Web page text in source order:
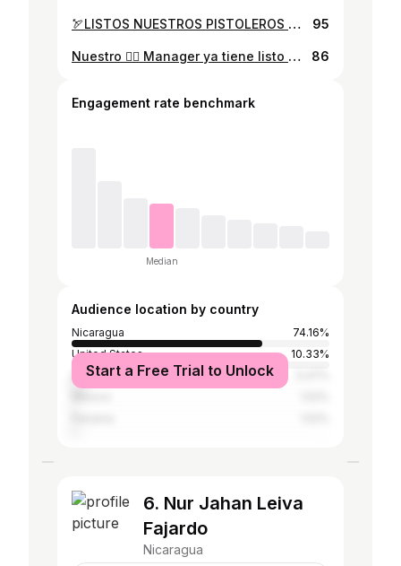
🏹LISTOS NUESTROS PISTOLEROS ⚾️ Se definió la rotación de abridores de La Tribu para afrontar al Conjunto Norteño de Estelí. Santos Jarquín es el líder del staff de lanzadores y encargado de subir a la colina en el primer desafío este viernes a las 6 PM y buscar su segunda victoria del Campeonato.🏟️ Sergio Umaña abrirá el sábado el segundo duelo y tras un arranque espectacular saldrá a sortear la ofensiva contraria para adjudicarse su 4ta victoria. Para el domingo, el tercer abridor es Ranwell Smith quien tuvo un salida espectacular en su debut con la tribu. Mientras que en el juego de fondo estará a cargo del diestro Jared Albir quien al igual que Jarquín busca su segunda victoria. 💙 ¡Viva El Bóer Jodido! ❤️ 95
Nuestro 🤵‍♂️ Manager ya tiene listo a los abridores para enfrentar a los Cañoneros de Madriz. Santos Jarquín estará en busca de su segunda victoria este sábado a partir de las 10:00 AM, nuestro líder de staff lanza para 2.19 de efectividad en 16 episodios, recetando 19 ponches. Sergio Umaña abrirá el segundo juego de la seríe, y buscará su cuarta victoria, tiene 2,53 de efectividad. Por su lado Smith está a cargo del tercer encuentro, quién ha demostrado bastante carácter y ha sacado la garra Boerista, en sus últimas dos salidas, él buscará su segunda victoria del campeonato. Y en el juego de fondo, el zurdo Kelvin Soza tratará de limitar la ofensiva contraria para apoyar a la Tribu en está serie, Soza ha demostrado una evolución positiva en este campeonato, posee una efectividad de 1.70, permite 3 carreras en 12.1 innings lanzados. #VivaElBoerJodido #Pomares2025 86
Engagement rate benchmark
Median
Audience location by country
Nicaragua
74.16%
United States
10.33%
Dominican Republic
Start a Free Trial to Unlock
6. Nur Jahan Leiva
Fajardo
Nicaragua